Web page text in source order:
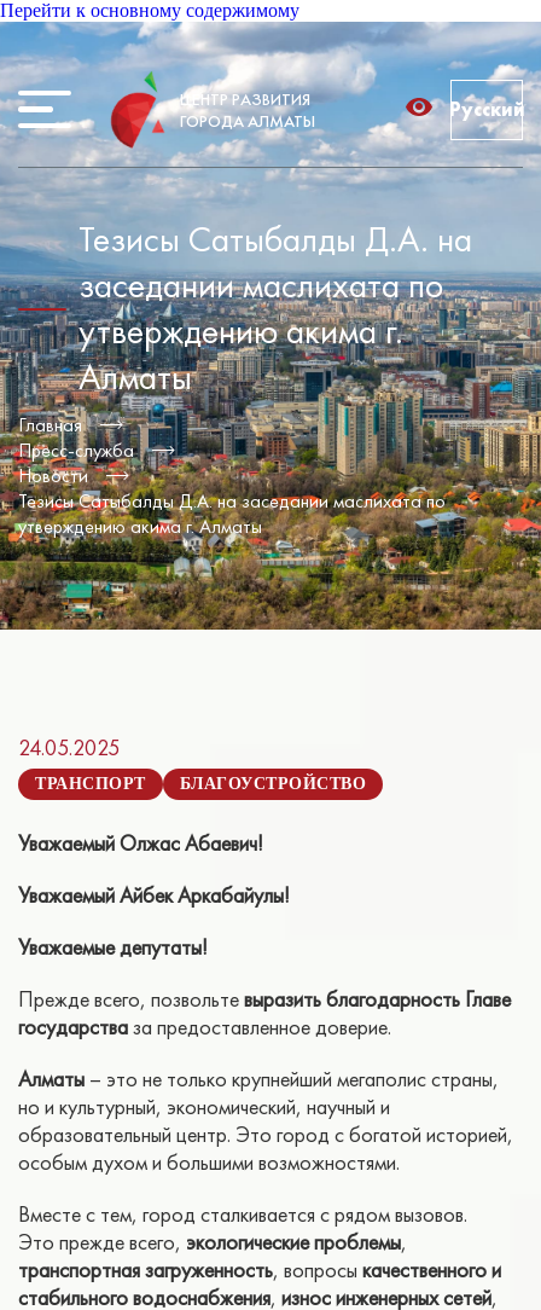
Перейти к основному содержимому
ЦЕНТР РАЗВИТИЯ
ГОРОДА АЛМАТЫ
Русский
Тезисы Сатыбалды Д.А. на
заседании маслихата по
утверждению акима г.
Алматы
Главная
Пресс-служба
Новости
Тезисы Сатыбалды Д.А. на заседании маслихата по
утверждению акима г. Алматы
24.05.2025
ТРАНСПОРТ БЛАГОУСТРОЙСТВО
Уважаемый Олжас Абаевич!
Уважаемый Айбек Аркабайулы!
Уважаемые депутаты!
Прежде всего, позвольтевыразить благодарность Главе
государстваза предоставленное доверие.
Алматы – это не только крупнейший мегаполис страны,
но и культурный, экономический, научный и
образовательный центр. Это город с богатой историей,
особым духом и большими возможностями.
Вместе с тем, город сталкивается с рядом вызовов.
Это прежде всего, экологические проблемы,
транспортная загруженность, вопросы качественного и
стабильного водоснабжения, износ инженерных сетей,